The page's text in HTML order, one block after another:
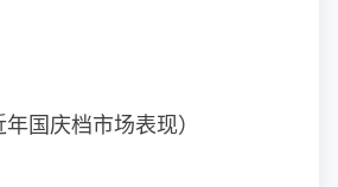
年国庆档市场表现）